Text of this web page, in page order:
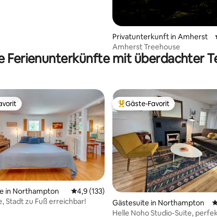
Privatunterkunft in Amherst
Amherst Treehouse
Ferienunterkünfte mit überdachter
in Northampton Durchschnittliche Bewertung: 4,9 von 5,
4,9 (133)
Stadt zu Fuß erreichbar!
Beliebter Gäste-Favorit.
Gäste-Favorit
Gästesuite in Northampton
Helle Noho Studio-Suite,